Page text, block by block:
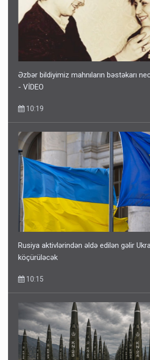
Əzbər bildiyimiz mahnıların bəstəkarı
- VİDEO
10:19
Rusiya aktivlərindən əldə edilən gəlir
köçürüləcək
10:15